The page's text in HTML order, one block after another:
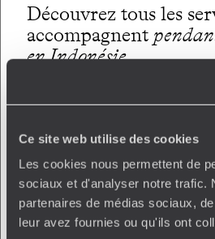
Ce site web utilise des cookies
Les cookies nous permettent de
sociaux et d'analyser notre trafic.
partenaires de médias sociaux,
leur avez fournies ou qu'ils ont
Découvrez tous les
accompagnent
en Indonésie
Conciergerie francophone
Wifi nomade : 1Go/jour inclus
VoyageursGourmet
Modifier son voyage en cours